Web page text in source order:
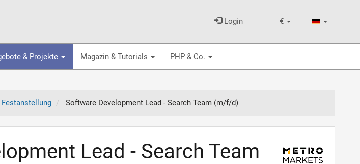
€
Login
& Projekte Magazin & Tutorials PHP & Co.
Festanstellung Software Development Lead - Search Team (m/f/d)
Lead - Search Team